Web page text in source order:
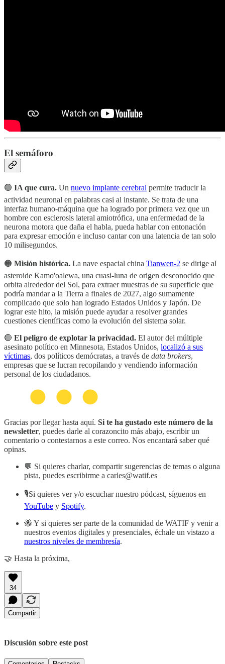
El semáforo
🟢 IA que cura. Un nuevo implante cerebral permite traducir la
actividad neuronal en palabras casi al instante. Se trata de una
interfaz humano-máquina que ha logrado por primera vez que un
hombre con esclerosis lateral amiotrófica, una enfermedad de la
neurona motora que daña el habla, pueda hablar con entonación
para expresar emoción e incluso cantar con una latencia de tan solo
10 milisegundos.
🟠 Misión histórica. La nave espacial china Tianwen-2 se dirige al
asteroide Kamo'oalewa, una cuasi-luna de origen desconocido que
orbita alrededor del Sol, para extraer muestras de su superficie que
podría mandar a la Tierra a finales de 2027, algo sumamente
complicado que solo han logrado Estados Unidos y Japón. De
lograr este hito, la misión puede ayudar a resolver grandes
cuestiones científicas como la evolución del sistema solar.
🔴 El peligro de explotar la privacidad. El autor del múltiple
asesinato político en Minnesota, Estados Unidos, localizó a sus
víctimas, dos políticos demócratas, a través de data brokers,
empresas que se lucran recopilando y vendiendo información
personal de los ciudadanos.
Gracias por llegar hasta aquí. Si te ha gustado este número de la
newsletter, puedes darle al corazoncito más abajo, escribir un
comentario o contestarnos a este correo. Nos encantará saber qué
opinas.
💬 Si quieres charlar, compartir sugerencias de temas o alguna
pista, puedes escribirme a carles@watif.es
🎙️Si quieres ver y/o escuchar nuestro pódcast, síguenos en
YouTube y Spotify.
🐝 Y si quieres ser parte de la comunidad de WATIF y venir a
nuestros eventos digitales y presenciales, échale un vistazo a
nuestros niveles de membresía.
🤝 Hasta la próxima,
34
Compartir
Discusión sobre este post